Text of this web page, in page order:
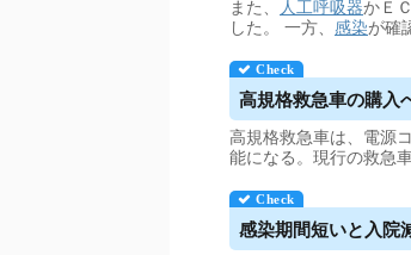
また、 人工呼吸器かＥ
した。 一方、 感染が確
高規格救急車の購入
高規格救急車は、電源
能になる。現行の救急
感染期間短いと入院